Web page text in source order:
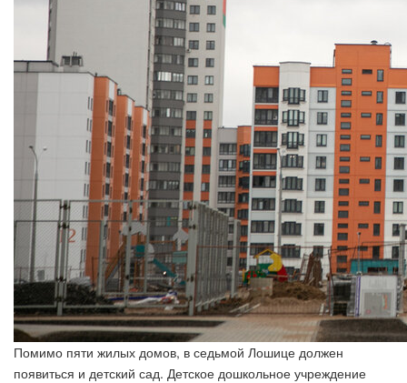
Помимо пяти жилых домов, в седьмой Лошице должен
появиться и детский сад. Детское дошкольное учреждение